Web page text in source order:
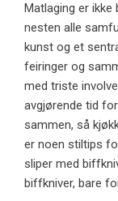
Matlaging er ikke
nesten alle
kunst og et
feiringer og
med triste
avgjørende tid
sammen, så
er noen stiltips
sliper med
biffkniver, bare